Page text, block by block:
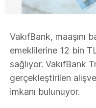
VakıfBank, maaşını
emeklilerine 12 bin
sağlıyor. VakıfBank
gerçekleştirilen
imkanı bulunuyor.